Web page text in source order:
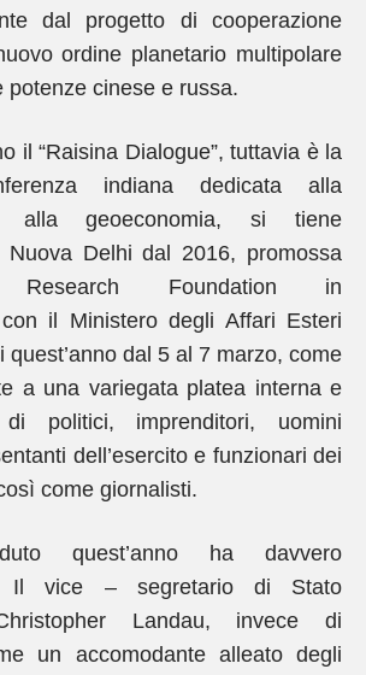
dal progetto di cooperazione
ordine planetario multipolare
potenze cinese e russa.
il “Raisina Dialogue”, tuttavia è la
indiana dedicata alla
alla geoeconomia, si tiene
Nuova Delhi dal 2016, promossa
Research Foundation in
il Ministero degli Affari Esteri
quest’anno dal 5 al 7 marzo, come
a una variegata platea interna e
di politici, imprenditori, uomini
dell’esercito e funzionari dei
come giornalisti.
quest’anno ha davvero
Il vice – segretario di Stato
Landau, invece di
un accomodante alleato degli